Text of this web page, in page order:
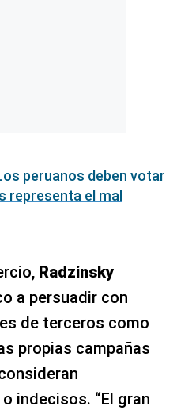
peruanos deben votar
representa el mal
Radzinsky
a persuadir con
de terceros como
propias campañas
indecisos. “El gran